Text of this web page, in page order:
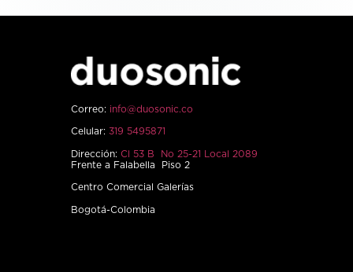
Correo: info@duosonic.co
Celular: 319 5495871
Dirección: Cl 53 B No 25-21 Local 2089
Frente a Falabella Piso 2
Centro Comercial Galerías
Bogotá-Colombia